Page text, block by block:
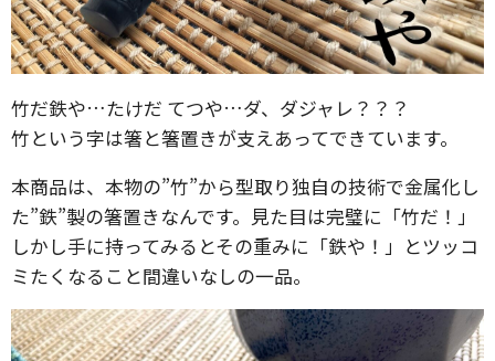
竹だ鉄や…たけだ てつや…ダ、ダジャレ？？？
竹という字は箸と箸置きが支えあってできています。
本商品は、本物の”竹”から型取り独自の技術で金属化し
た”鉄”製の箸置きなんです。見た目は完璧に「竹だ！」
しかし手に持ってみるとその重みに「鉄や！」とツッコ
ミたくなること間違いなしの一品。